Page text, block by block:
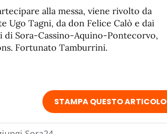
alla messa, viene rivolto da
Ugo Tagni, da don Felice Calò e dai
di Sora-Cassino-Aquino-Pontecorvo,
Fortunato Tamburrini.
STAMPA QUESTO ARTICOLO